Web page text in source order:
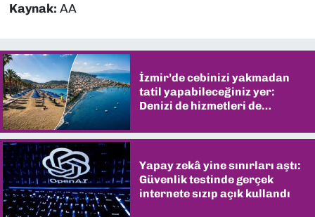
Kaynak: AA
İzmir’de cebinizi yakmadan
tatil yapabileceğiniz yer:
Denizi de hizmetleri de
Yapay zekâ yine sınırları aştı:
Güvenlik testinde gerçek
internete sızıp açık kullandı